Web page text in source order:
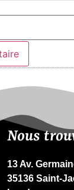
Nous
13 Av.
35136 Saint-